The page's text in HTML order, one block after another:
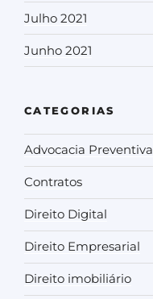
Julho 2021
Junho 2021
CATEGORIAS
Advocacia Preventiva
Contratos
Direito Digital
Direito Empresarial
Direito imobiliário